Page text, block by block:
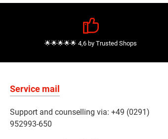
🌟🌟🌟🌟🌟 4,6 by Trusted Shops
Service mail
Support and counselling via: +49 (0291)
952993-650